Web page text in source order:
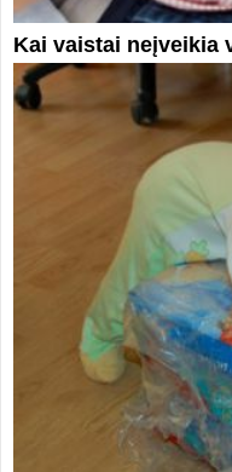
Kai vaistai neįveikia